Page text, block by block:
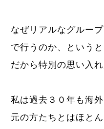
なぜリアルなグルー
で行うのか、という
だから特別の思い入
私は過去３０年も海
元の方たちとはほと